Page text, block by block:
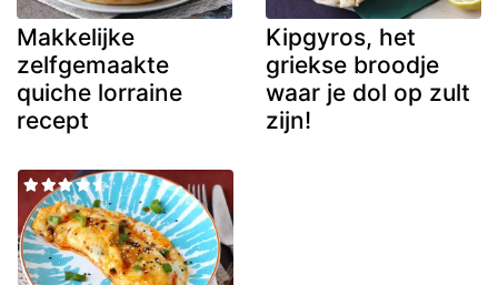
Makkelijke
zelfgemaakte
quiche lorraine
recept
Kipgyros, het
griekse broodje
waar je dol op zult
zijn!